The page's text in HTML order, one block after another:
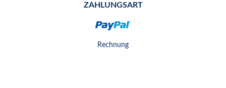
ZAHLUNGSART
Rechnung